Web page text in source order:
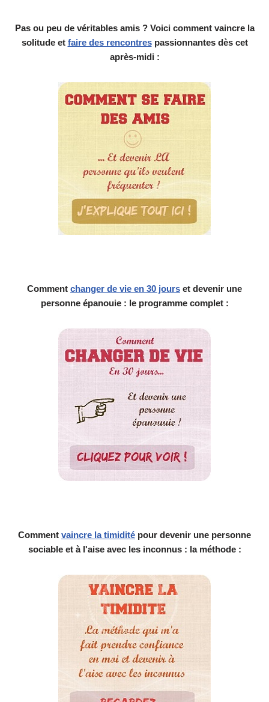
Pas ou peu de véritables amis ? Voici comment vaincre la
solitude et faire des rencontrespassionnantes dès cet
après-midi :
Comment changer de vie en 30 jours et devenir une
personne épanouie : le programme complet :
Comment vaincre la timidité pour devenir une personne
sociable et à l'aise avec les inconnus : la méthode :